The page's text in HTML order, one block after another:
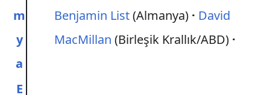
m
y
a
Benjamin List(Almanya)
David
MacMillan (Birleşik Krallık/ABD)
E